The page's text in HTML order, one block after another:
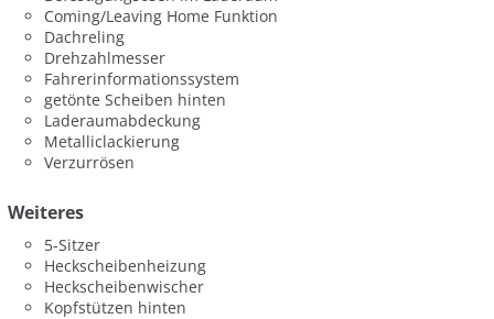
Coming/Leaving Home Funktion
Dachreling
Drehzahlmesser
Fahrerinformationssystem
getönte Scheiben hinten
Laderaumabdeckung
Metalliclackierung
Verzurrösen
Weiteres
5-Sitzer
Heckscheibenheizung
Heckscheibenwischer
Kopfstützen hinten